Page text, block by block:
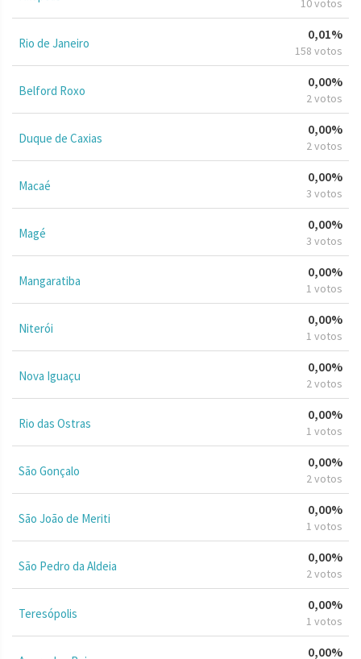
Rio de Janeiro
0,01%
158 votos
Belford Roxo
0,00%
2 votos
Duque de Caxias
0,00%
2 votos
Macaé
0,00%
3 votos
Magé
0,00%
3 votos
Mangaratiba
0,00%
1 votos
Niterói
0,00%
1 votos
Nova Iguaçu
0,00%
2 votos
Rio das Ostras
0,00%
1 votos
São Gonçalo
0,00%
2 votos
São João de Meriti
0,00%
1 votos
São Pedro da Aldeia
0,00%
2 votos
Teresópolis
0,00%
1 votos
0,00%